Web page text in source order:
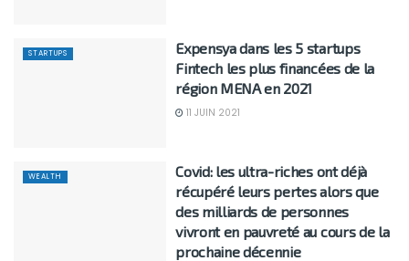
STARTUPS
Expensya dans les 5 startups
Fintech les plus financées de la
région MENA en 2021
11 JUIN 2021
WEALTH
Covid: les ultra-riches ont déjà
récupéré leurs pertes alors que
des milliards de personnes
vivront en pauvreté au cours de la
prochaine décennie